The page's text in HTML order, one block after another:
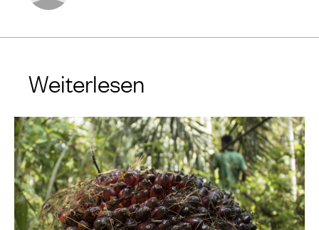
Weiterlesen